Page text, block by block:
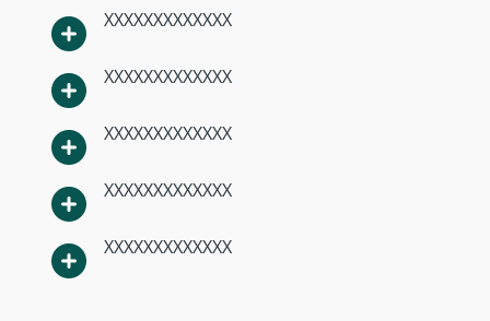
XXXXXXXXXXXXX
XXXXXXXXXXXXX
XXXXXXXXXXXXX
XXXXXXXXXXXXX
XXXXXXXXXXXXX